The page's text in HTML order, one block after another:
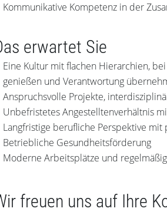
Kommunikative Kompetenz in der
erwartet Sie
Eine Kultur mit flachen Hierarchien,
genießen und Verantwortung
Anspruchsvolle Projekte,
Unbefristetes Angestelltenverhältnis
Langfristige berufliche Perspektive
Betriebliche Gesundheitsförderung
Moderne Arbeitsplätze und
freuen uns auf Ihre